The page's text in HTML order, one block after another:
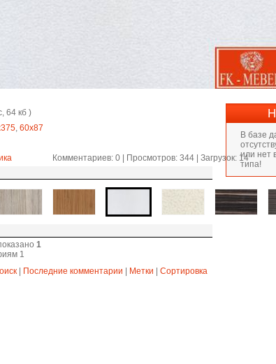
64 кб )
, 60x87
Комментариев: 0 | Просмотров: 344 | Загрузок: 14
1
1
Последние комментарии Метки Сортировка
В базе
или нет
типа!